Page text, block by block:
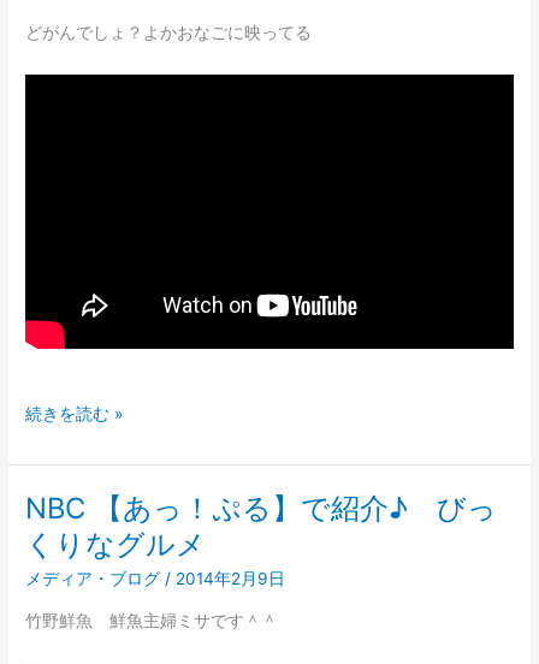
どがんでしょ？よかおなごに映ってる
ら
続きを読む »
NBC 【あっ！ぷる】で紹介♪ びっ
くりなグルメ
メディア・ブログ / 2014年2月9日
竹野鮮魚 鮮魚主婦ミサです＾＾
NBC
【あ
っ！
ぷ
で